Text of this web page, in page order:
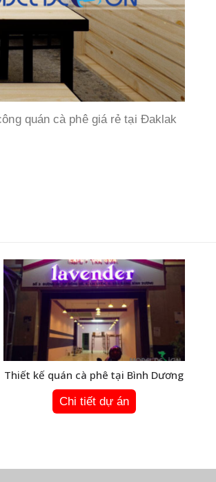
quán cà phê giá rẻ tại Đaklak
Thiết kế quán cà phê tại Bình Dương
Chi tiết dự án